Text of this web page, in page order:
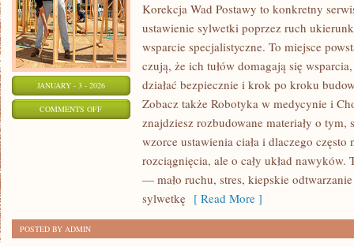
JANUARY - 3 - 2026
COMMENTS OFFON
Korekcja Wad Postawy to konkretny
ustawienie sylwetki poprzez ruch
wsparcie specjalistyczne. To miejsce
czują, że ich tułów domagają się
działać bezpiecznie i krok po kroku
Zobacz także Robotyka w medycynie i
znajdziesz rozbudowane materiały o tym,
wzorce ustawienia ciała i dlaczego
rozciągnięcia, ale o cały układ nawyków.
— mało ruchu, stres, kiepskie
sylwetkę [ Read More ]
POSTED BY ADMIN